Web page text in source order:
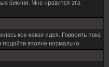
бикини. Мне нравится эта
кое-какая идея. Говорить пока
подойти вполне нормально.